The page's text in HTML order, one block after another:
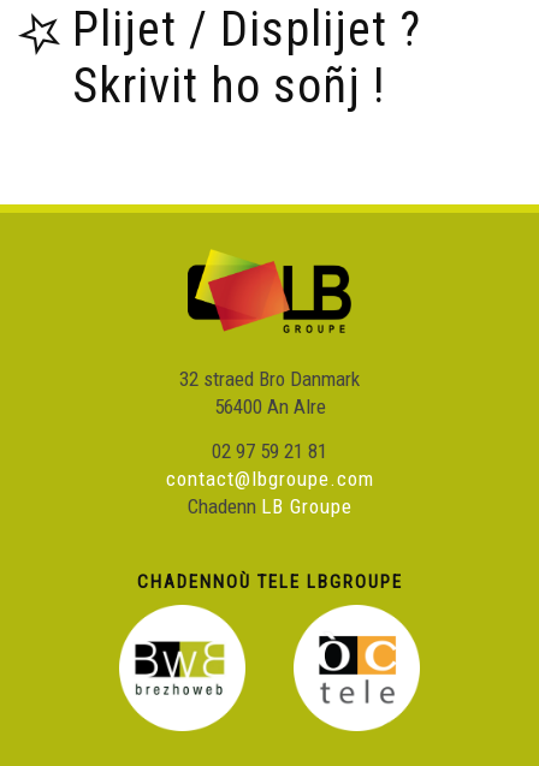
Tañva Anv ar Rozenn - stumm 9:16 - VBSTB
Plijet / Displijet ?
Skrivit ho soñj !
32 straed Bro Danmark
56400 An Alre
02 97 59 21 81
contact@lbgroupe.com
Chadenn LB Groupe
CHADENNOÙ TELE LBGROUPE